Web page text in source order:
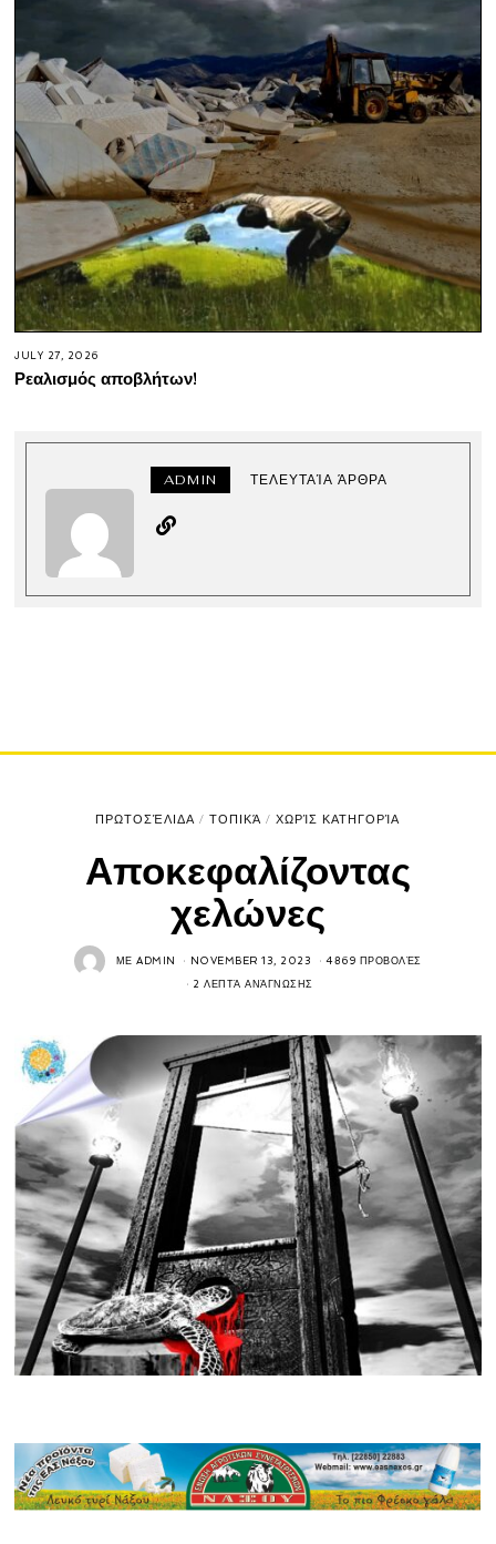
JULY 27, 2026
Ρεαλισμός αποβλήτων!
ADMIN ΤΕΛΕΥΤΑΊΑ ΆΡΘΡΑ
ΠΡΩΤΟΣΈΛΙΔΑ / ΤΟΠΙΚΆ / ΧΩΡΊΣ ΚΑΤΗΓΟΡΊΑ
Αποκεφαλίζοντας
χελώνες
ΜΕADMIN NOVEMBER 13, 2023 4869 ΠΡΟΒΟΛΈΣ
2 ΛΕΠΤΆ ΑΝΆΓΝΩΣΗΣ